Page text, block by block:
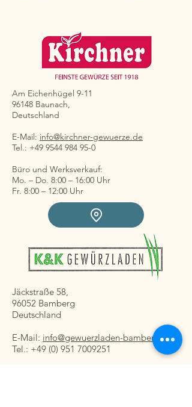
Am Eichenhügel 9-11
96148 Baunach,
Deutschland
E-Mail: info@kirchner-gewuerze.de
Tel.: +49 9544 984 95-0
Büro und Werksverkauf:
Mo. – Do. 8:00 – 16:00 Uhr
Fr. 8:00 – 12:00 Uhr
Jäckstraße 58,
96052 Bamberg
Deutschland
E-Mail: info@gewuerzladen-bamberg.de
Tel.: +49 (0) 951 7009251